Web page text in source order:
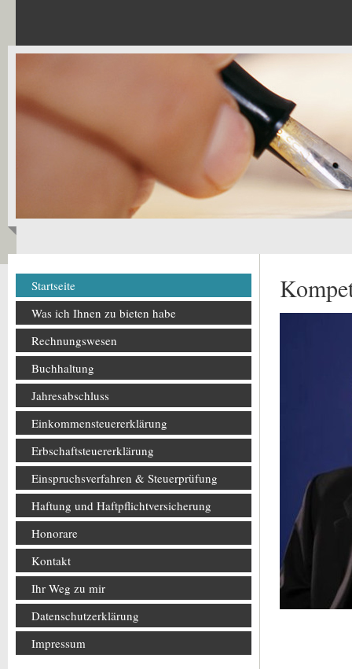
Startseite
Was ich Ihnen zu bieten habe
Rechnungswesen
Buchhaltung
Jahresabschluss
Einkommensteuererklärung
Erbschaftsteuererklärung
Einspruchsverfahren & Steuerprüfung
Haftung und Haftpflichtversicherung
Honorare
Kontakt
Ihr Weg zu mir
Datenschutzerklärung
Impressum